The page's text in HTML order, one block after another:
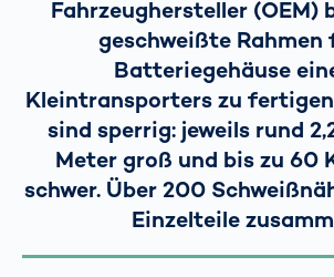
Fahrzeughersteller (OEM)
geschweißte Rahmen
Batteriegehäuse
Kleintransporters zu
sind sperrig: jeweils rund
Meter groß und bis zu 60
schwer. Über 200
Einzelteile